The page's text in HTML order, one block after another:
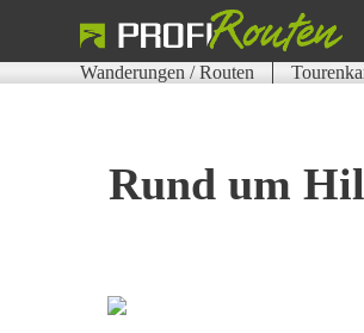
Wanderungen / Routen
Rund um